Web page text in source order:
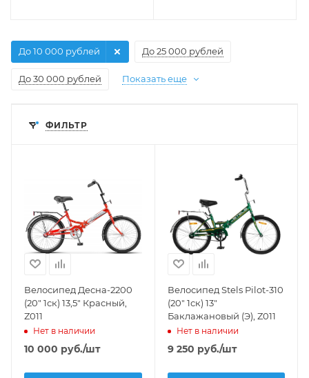
До 10 000 рублей До 25 000 рублей
До 30 000 рублей Показать еще
ФИЛЬТР
Велосипед Десна-2200
(20" 1ск) 13,5" Красный,
Z011
Нет в наличии
10 000 руб./шт
Велосипед Stels Pilot-310
(20" 1ск) 13"
Баклажановый (Э), Z011
Нет в наличии
9 250 руб./шт